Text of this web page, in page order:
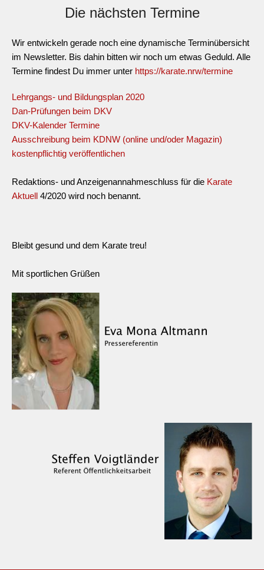
Die nächsten Termine
Wir entwickeln gerade noch eine dynamische Terminübersicht
im Newsletter. Bis dahin bitten wir noch um etwas Geduld. Alle
Termine findest Du immer unter https://karate.nrw/termine
Lehrgangs- und Bildungsplan 2020
Dan-Prüfungen beim DKV
DKV-Kalender Termine
Ausschreibung beim KDNW (online und/oder Magazin)
kostenpflichtig veröffentlichen
Redaktions- und Anzeigenannahmeschluss für die Karate
Aktuell 4/2020 wird noch benannt.
Bleibt gesund und dem Karate treu!
Mit sportlichen Grüßen